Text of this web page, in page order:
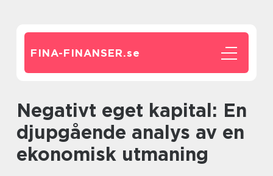
FINA-FINANSER.se
Negativt eget kapital: En
djupgående analys av en
ekonomisk utmaning